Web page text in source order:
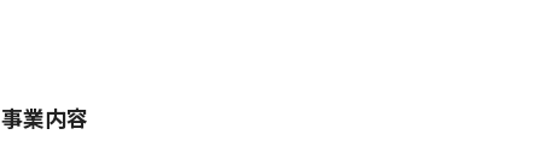
事業内容